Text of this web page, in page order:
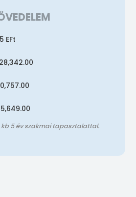
EFt
kb 5 év szakmai tapasztalattal.